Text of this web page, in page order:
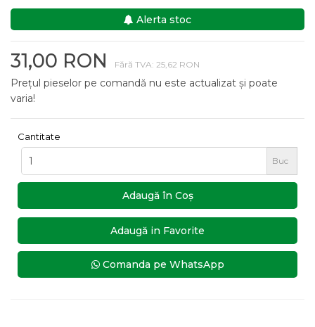
Alerta stoc
31,00 RON Fără TVA: 25,62 RON
Prețul pieselor pe comandă nu este actualizat și poate
varia!
Cantitate
Buc
Adaugă în Coş
Adaugă in Favorite
Comanda pe WhatsApp